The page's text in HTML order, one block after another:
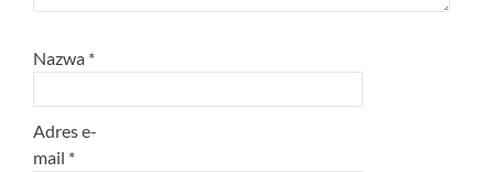
Nazwa *
Adres e-
mail *